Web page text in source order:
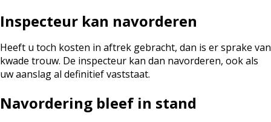
Inspecteur kan navorderen
Heeft u toch kosten in aftrek gebracht, dan is er sprake van
kwade trouw. De inspecteur kan dan navorderen, ook als
uw aanslag al definitief vaststaat.
Navordering bleef in stand